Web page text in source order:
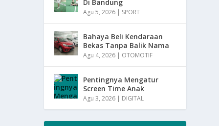
Di Bandung
Agu 5, 2026 | SPORT
Bahaya Beli Kendaraan
Bekas Tanpa Balik Nama
Agu 4, 2026 | OTOMOTIF
Pentingnya Mengatur
Screen Time Anak
Agu 3, 2026 | DIGITAL